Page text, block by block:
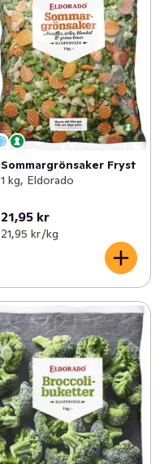
Sommargrönsaker Fryst
1 kg, Eldorado
21,95 kr
21,95 kr /kg